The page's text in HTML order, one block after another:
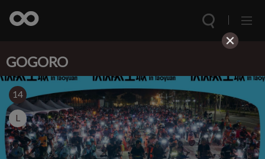
GOGORO
14
L